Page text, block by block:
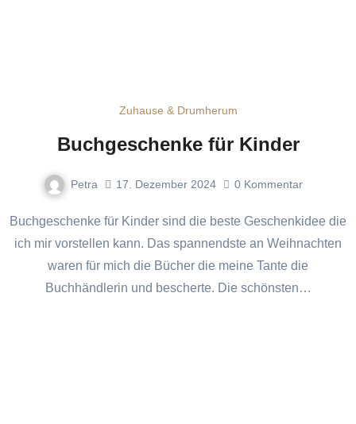
Zuhause & Drumherum
Buchgeschenke für Kinder
Petra 17. Dezember 2024 0 Kommentar
Buchgeschenke für Kinder sind die beste Geschenkidee die
ich mir vorstellen kann. Das spannendste an Weihnachten
waren für mich die Bücher die meine Tante die
Buchhändlerin und bescherte. Die schönsten…